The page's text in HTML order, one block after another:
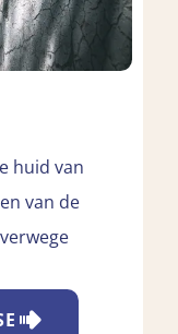
huid van
van de